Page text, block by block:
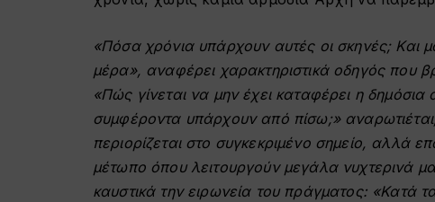
«Πόσα χρόνια υπάρχουν αυτές οι σκηνές; Και
μέρα», αναφέρει χαρακτηριστικά οδηγός που
«Πώς γίνεται να μην έχει καταφέρει η
συμφέροντα υπάρχουν από πίσω;»
περιορίζεται στο συγκεκριμένο σημείο, αλλά
μέτωπο όπου λειτουργούν μεγάλα νυχτερινά
καυστικά την ειρωνεία του πράγματος: